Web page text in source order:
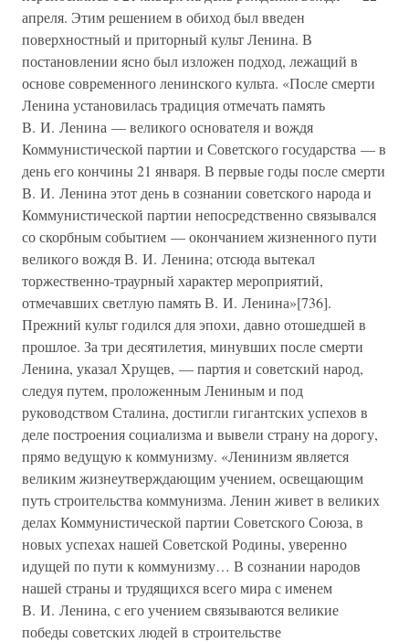
апреля. Этим решением в обиход был введен
поверхностный и приторный культ Ленина. В
постановлении ясно был изложен подход, лежащий в
основе современного ленинского культа. «После смерти
Ленина установилась традиция отмечать память
В. И. Ленина — великого основателя и вождя
Коммунистической партии и Советского государства — в
день его кончины 21 января. В первые годы после смерти
В. И. Ленина этот день в сознании советского народа и
Коммунистической партии непосредственно связывался
со скорбным событием — окончанием жизненного пути
великого вождя В. И. Ленина; отсюда вытекал
торжественно-траурный характер мероприятий,
отмечавших светлую память В. И. Ленина»[736].
Прежний культ годился для эпохи, давно отошедшей в
прошлое. За три десятилетия, минувших после смерти
Ленина, указал Хрущев, — партия и советский народ,
следуя путем, проложенным Лениным и под
руководством Сталина, достигли гигантских успехов в
деле построения социализма и вывели страну на дорогу,
прямо ведущую к коммунизму. «Ленинизм является
великим жизнеутверждающим учением, освещающим
путь строительства коммунизма. Ленин живет в великих
делах Коммунистической партии Советского Союза, в
новых успехах нашей Советской Родины, уверенно
идущей по пути к коммунизму… В сознании народов
нашей страны и трудящихся всего мира с именем
В. И. Ленина, с его учением связываются великие
победы советских людей в строительстве